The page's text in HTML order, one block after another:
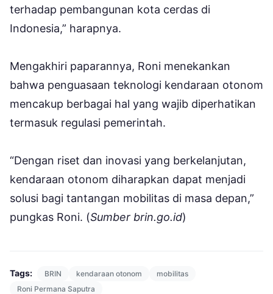
terhadap pembangunan kota cerdas di
Indonesia,” harapnya.
Mengakhiri paparannya, Roni menekankan
bahwa penguasaan teknologi kendaraan otonom
mencakup berbagai hal yang wajib diperhatikan
termasuk regulasi pemerintah.
“Dengan riset dan inovasi yang berkelanjutan,
kendaraan otonom diharapkan dapat menjadi
solusi bagi tantangan mobilitas di masa depan,”
pungkas Roni. (Sumber brin.go.id)
Tags: BRIN kendaraan otonom
mobilitas
Roni Permana Saputra